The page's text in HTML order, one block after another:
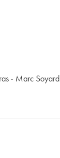
- Marc Soyard